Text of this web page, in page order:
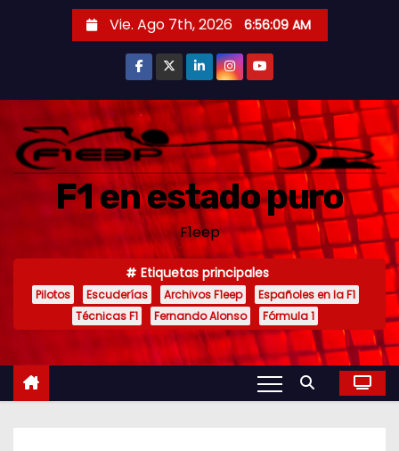
i
Vie. Ago 7th, 2026 6:56:11 AM
F1 en estado puro
F1eep
Etiquetas principales
Pilotos Escuderías Archivos F1eep
Españoles en la F1
Técnicas F1
Fernando Alonso Fórmula 1